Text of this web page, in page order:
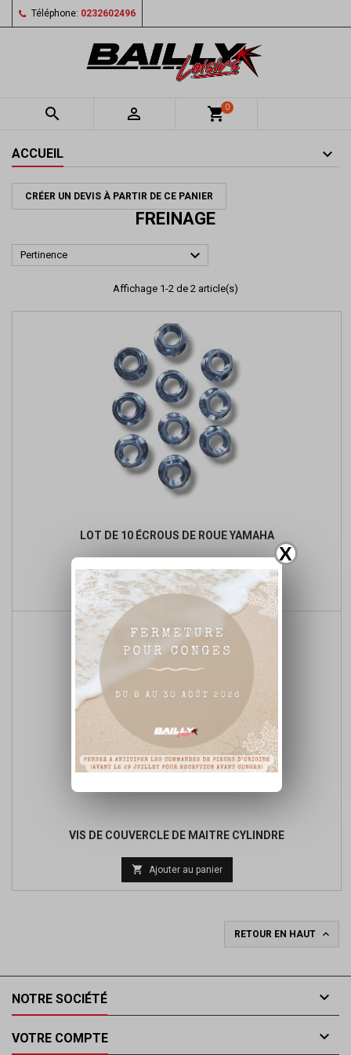
X
Téléphone: 0232602496
  shopping_cart0
ACCUEIL
CRÉER UN DEVIS À PARTIR DE CE PANIER
FREINAGE
Pertinence 
Affichage 1-2 de 2 article(s)
LOT DE 10 ÉCROUS DE ROUE YAMAHA
 Ajouter au panier
VIS DE COUVERCLE DE MAITRE CYLINDRE
 Ajouter au panier
RETOUR EN HAUT 
NOTRE SOCIÉTÉ 
VOTRE COMPTE 